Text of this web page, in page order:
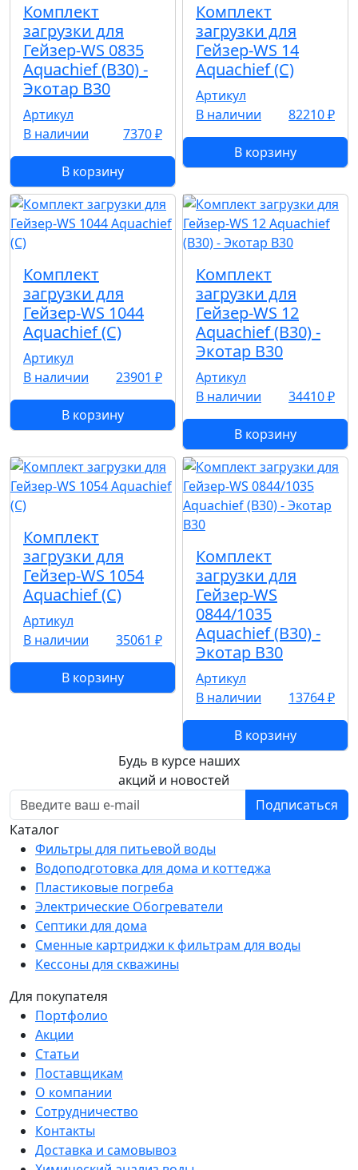
Комплект
загрузки для
Гейзер-WS 0835
Aquachief (B30) -
Экотар В30
Артикул
В наличии
7370 ₽
В корзину
Комплект
загрузки для
Гейзер-WS 14
Aquachief (C)
Артикул
В наличии
82210 ₽
В корзину
Комплект
загрузки для
Гейзер-WS 1044
Aquachief (C)
Артикул
В наличии
23901 ₽
В корзину
Комплект
загрузки для
Гейзер-WS 12
Aquachief (B30) -
Экотар В30
Артикул
В наличии
34410 ₽
В корзину
Комплект
загрузки для
Гейзер-WS 1054
Aquachief (C)
Артикул
В наличии
35061 ₽
В корзину
Комплект
загрузки для
Гейзер-WS
0844/1035
Aquachief (B30) -
Экотар В30
Артикул
В наличии
13764 ₽
В корзину
Будь в курсе наших
акций и новостей
Подписаться
Каталог
Фильтры для питьевой воды
Водоподготовка для дома и коттеджа
Пластиковые погреба
Электрические Обогреватели
Септики для дома
Сменные картриджи к фильтрам для воды
Кессоны для скважины
Для покупателя
Портфолио
Акции
Статьи
Поставщикам
О компании
Сотрудничество
Контакты
Доставка и самовывоз